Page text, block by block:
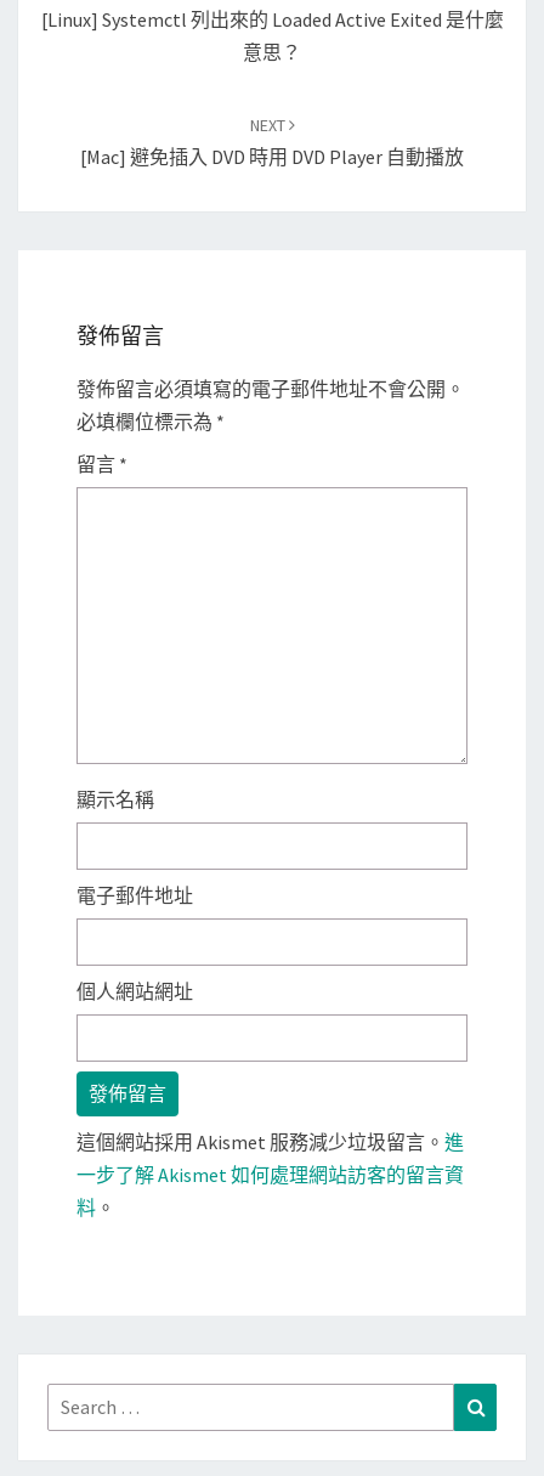
[Linux] Systemctl 列出來的 Loaded Active Exited 是什麼
意思？
NEXT
[Mac] 避免插入 DVD 時用 DVD Player 自動播放
發佈留言
發佈留言必須填寫的電子郵件地址不會公開。
必填欄位標示為 *
留言 *
顯示名稱
電子郵件地址
個人網站網址
這個網站採用 Akismet 服務減少垃圾留言。 進
一步了解 Akismet 如何處理網站訪客的留言資
料 。
Search
for: